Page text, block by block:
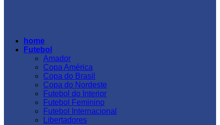
home
Futebol
Amador
Copa América
Copa do Brasil
Copa do Nordeste
Futebol do Interior
Futebol Feminino
Futebol Internacional
Libertadores